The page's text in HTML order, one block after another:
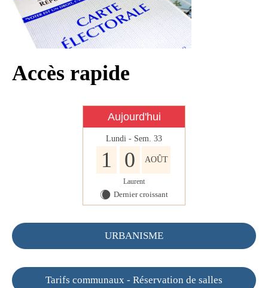
Mon village
Mes démarches
Faverolles dans la presse
Faverolles Infos – Format
Séjourner à Faverolles
Nos Partenaires
Accès rapide
Aujourd'hui
Lundi - Sem. 33
1 0 AOÛT
Laurent
X Dernier croissant
URBANISME
Tarifs communaux - Réservation de salles